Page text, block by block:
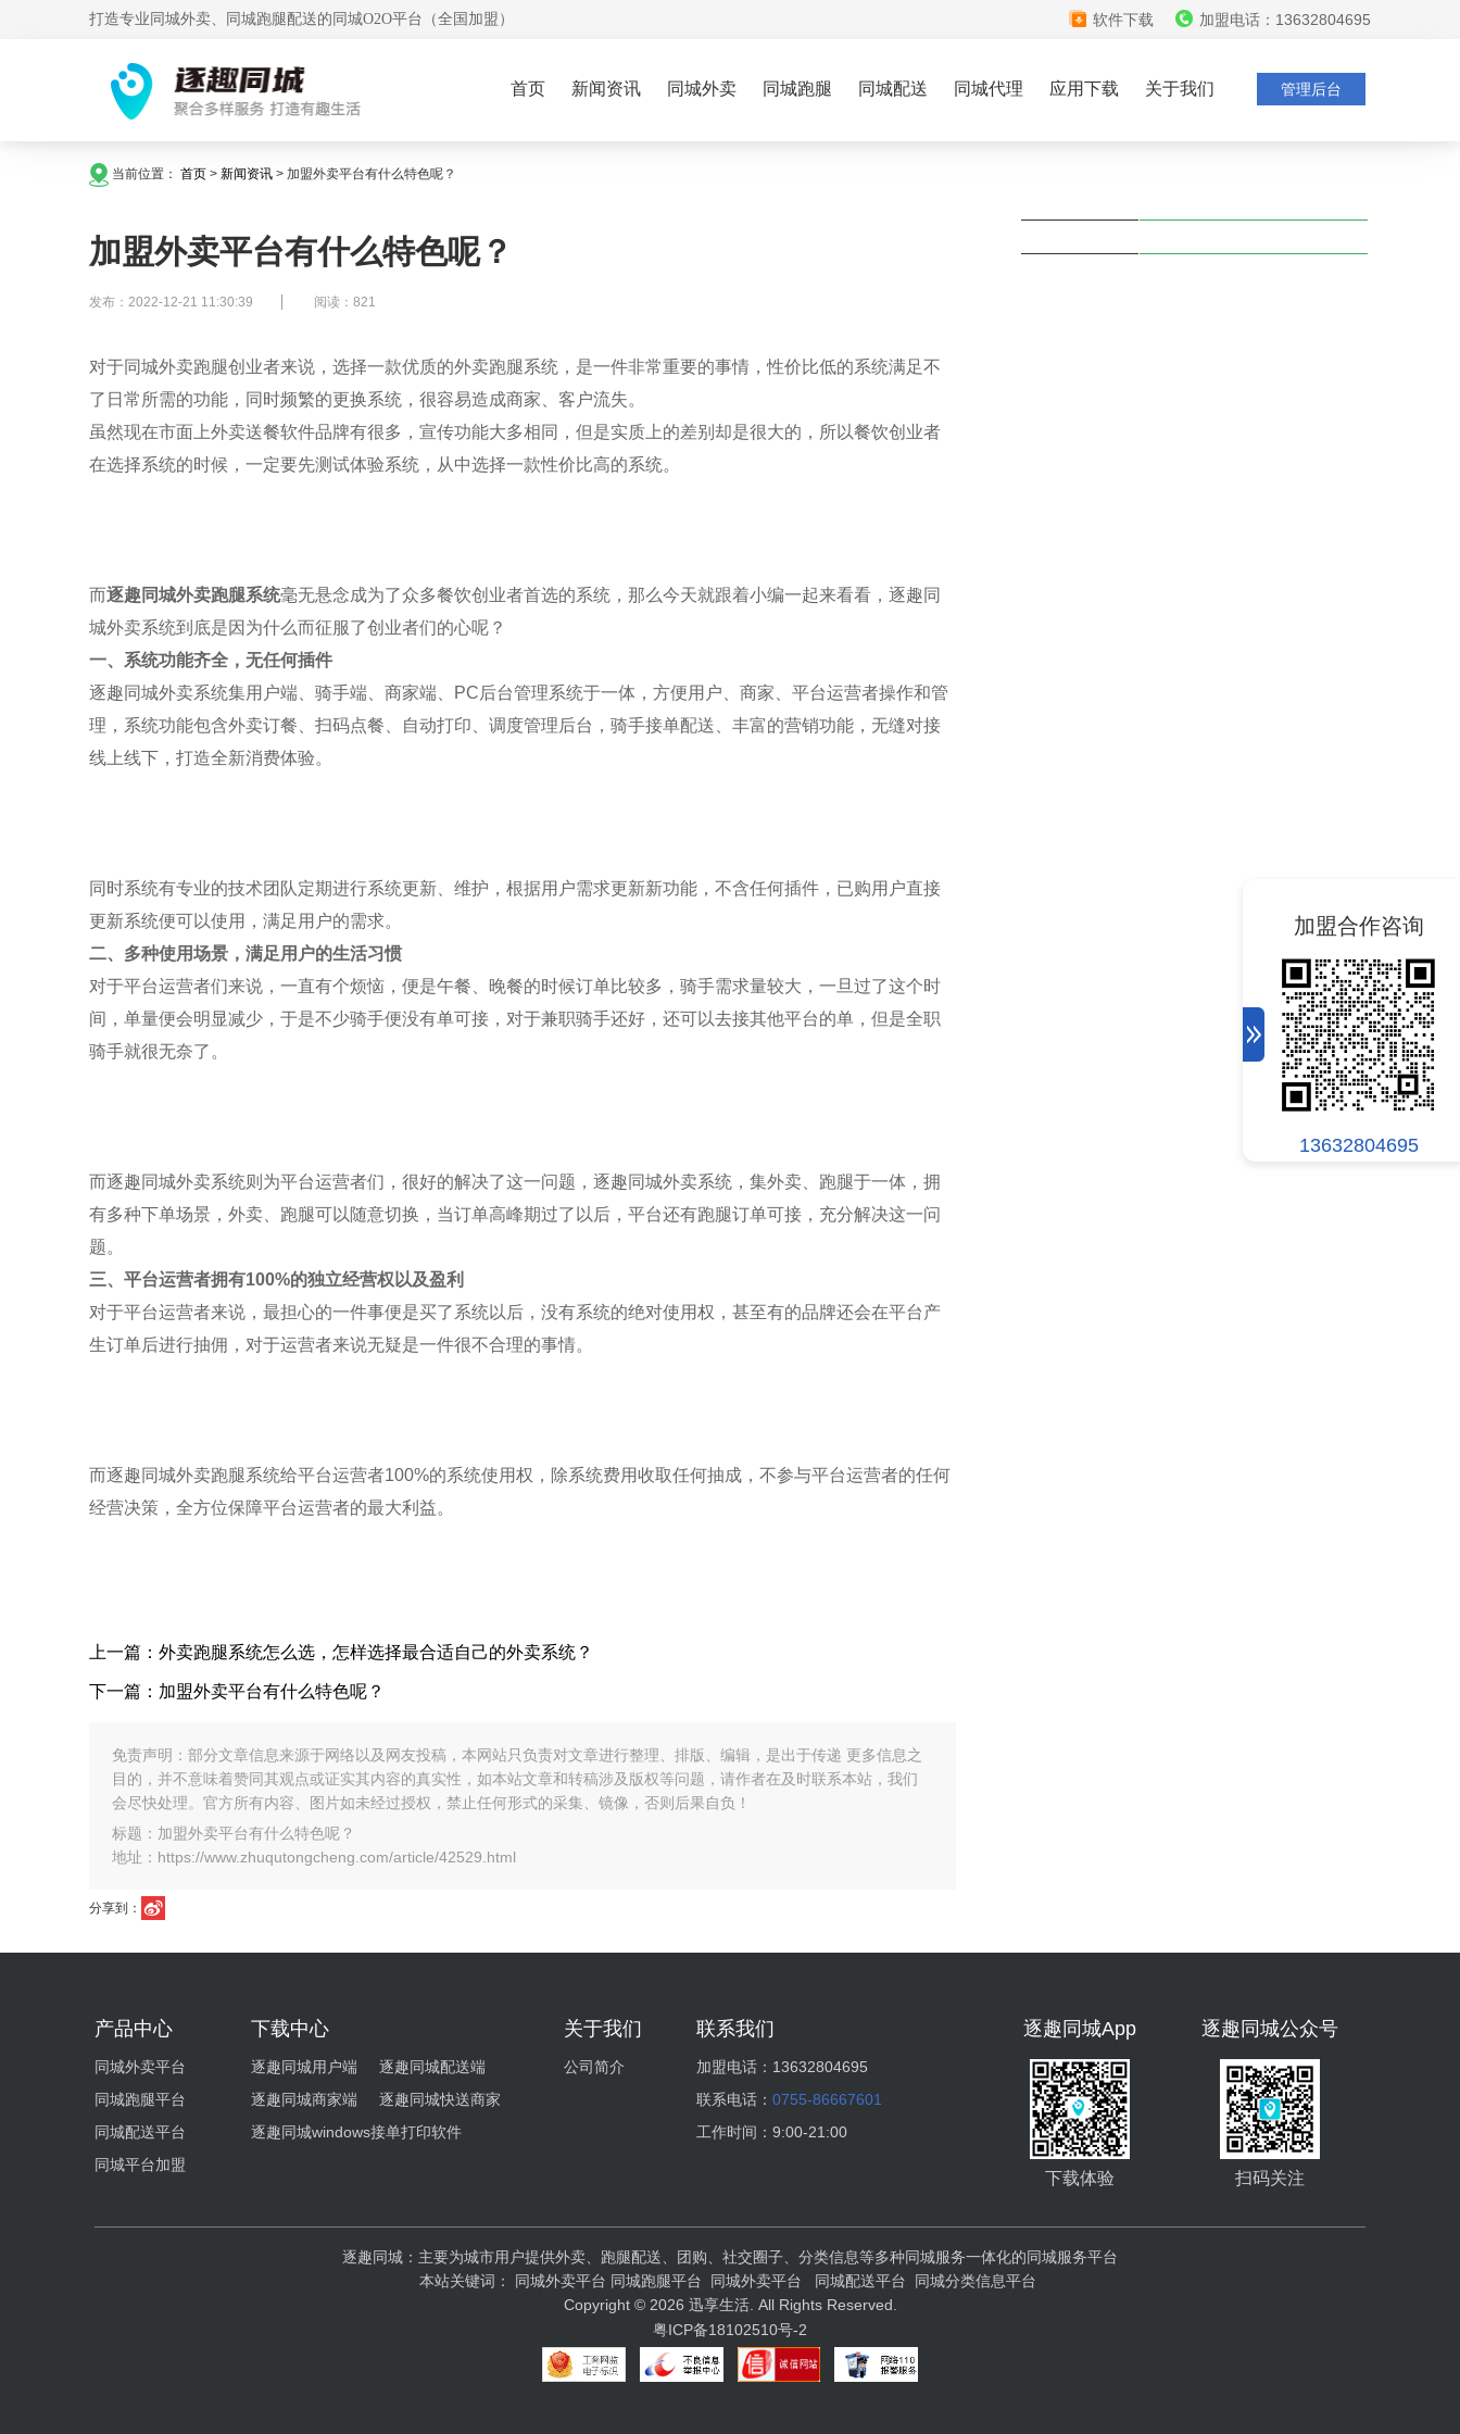
打造专业同城外卖、同城跑腿配送的同城O2O平台（全国加盟） 软件下载 加盟电话：13632804695
首页 新闻资讯 同城外卖 同城跑腿 同城配送 同城代理 应用下载 关于我们 管理后台
加盟合作咨询
13632804695
当前位置： 首页 > 新闻资讯 > 加盟外卖平台有什么特色呢？
加盟外卖平台有什么特色呢？
发布：2022-12-21 11:30:39 阅读：821
对于同城外卖跑腿创业者来说，选择一款优质的外卖跑腿系统，是一件非常重要的事情，性价比低的系统满足不
了日常所需的功能，同时频繁的更换系统，很容易造成商家、 客户流失。
虽然现在市面上外卖送餐软件品牌有很多，宣传功能大多相同，但是实质上的差别却是很大的，所以餐饮创业者
在选择系统的时候，一定要先测试体验系统，从中选择一款性价比高的系统。
而逐趣同城外卖跑腿系统毫无悬念成为了众多餐饮创业者首选的系统，那么今天就跟着小编一起来看看， 逐趣同
城外卖系统到底是因为什么而征服了创业者们的心呢？
一、系统功能齐全，无任何插件
逐趣同城外卖系统集用户端、骑手端、商家端、 PC后台管理系统于一体，方便用户、商家、平台运营者操作和管
理，系统功能包含外卖订餐、扫码点餐、自动打印、调度管理后台，骑手接单配送、丰富的营销功能，无缝对接
线上线下，打造全新消费体验。
同时系统有专业的技术团队定期进行系统更新、维护，根据用户需求更新新功能，不含任何插件，已购用户直接
更新系统便可以使用，满足用户的需求。
二、多种使用场景，满足用户的生活习惯
对于平台运营者们来说，一直有个烦恼，便是午餐、晚餐的时候订单比较多，骑手需求量较大，一旦过了这个时
间，单量便会明显减少，于是不少骑手便没有单可接，对于兼职骑手还好，还可以去接其他平台的单，但是全职
骑手就很无奈了。
而逐趣同城外卖系统则为平台运营者们，很好的解决了这一问题， 逐趣同城外卖系统，集外卖、跑腿于一体，拥
有多种下单场景，外卖、跑腿可以随意切换，当订单高峰期过了以后，平台还有跑腿订单可接，充分解决这一问
题。
三、平台运营者拥有100%的独立经营权以及盈利
对于平台运营者来说，最担心的一件事便是买了系统以后，没有系统的绝对使用权，甚至有的品牌还会在平台产
生订单后进行抽佣 ，对于运营者来说无疑是一件很不合理的事情。
而逐趣同城外卖跑腿系统给平台运营者100%的系统使用权，除系统费用收取任何抽成，不参与平台运营者的任何
经营决策 ，全方位保障平台运营者的最大利益。
上一篇：外卖跑腿系统怎么选，怎样选择最合适自己的外卖系统？
下一篇：加盟外卖平台有什么特色呢？
免责声明：部分文章信息来源于网络以及网友投稿，本网站只负责对文章进行整理、排版、编辑，是出于传递 更多信息之
目的，并不意味着赞同其观点或证实其内容的真实性，如本站文章和转稿涉及版权等问题，请作者在及时联系本站，我们
会尽快处理。官方所有内容、图片如未经过授权，禁止任何形式的采集、镜像，否则后果自负！
标题：加盟外卖平台有什么特色呢？
地址：https://www.zhuqutongcheng.com/article/42529.html
分享到：
产品中心
同城外卖平台
同城跑腿平台
同城配送平台
同城平台加盟
下载中心
逐趣同城用户端
逐趣同城配送端
逐趣同城商家端
逐趣同城快送商家
逐趣同城windows接单打印软件
关于我们
公司简介
联系我们
加盟电话： 13632804695
联系电话： 0755-86667601
工作时间： 9:00-21:00
逐趣同城App
下载体验
逐趣同城公众号
扫码关注
逐趣同城：主要为城市用户提供外卖、跑腿配送、团购、社交圈子、分类信息等多种同城服务一体化的同城服务平台
本站关键词：
同城外卖平台 同城跑腿平台 同城外卖平台 同城配送平台
同城分类信息平台
Copyright © 2026 迅享生活. All Rights Reserved.
粤ICP备18102510号-2